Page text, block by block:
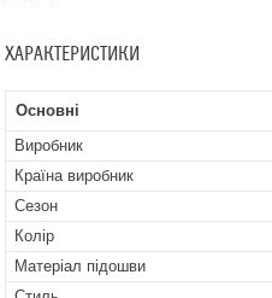
ХАРАКТЕРИСТИКИ
Основні
Виробник
Країна виробник
Сезон
Колір
Матеріал підошви